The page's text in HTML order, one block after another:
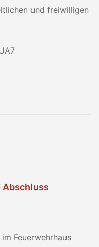
und freiwilligen
Abschluss
Feuerwehrhaus